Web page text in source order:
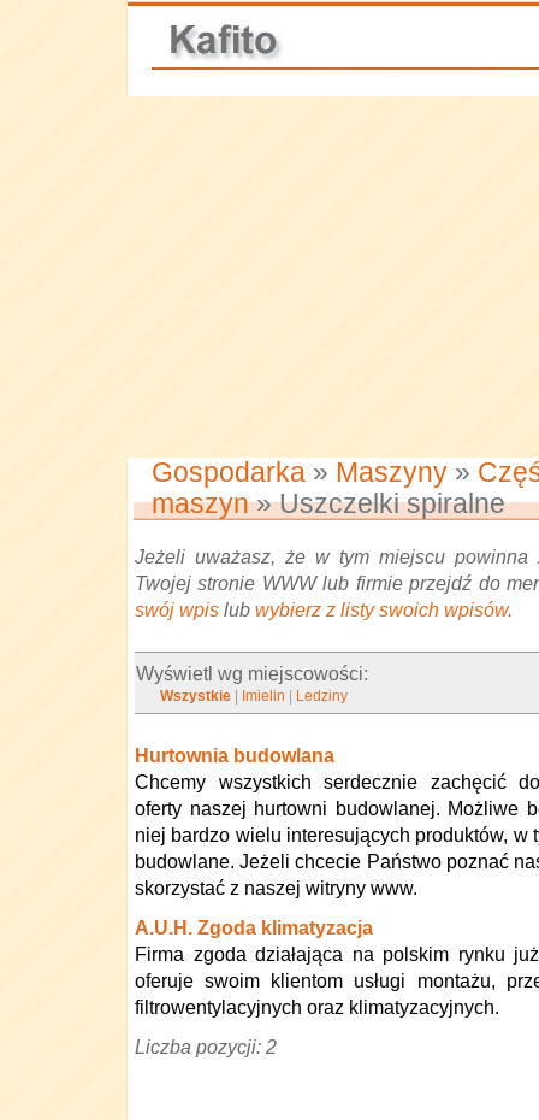
Gospodarka » Maszyny »
maszyn» Uszczelki spiralne
Jeżeli uważasz, że w tym miejscu powinna
Twojej stronie WWW lub firmie przejdź do
swój wpis lub wybierz z listy swoich wpisów.
Wyświetl wg miejscowości:
Wszystkie Imielin Ledziny
Hurtownia budowlana
Chcemy wszystkich serdecznie zachęcić
oferty naszej hurtowni budowlanej. Możliwe
niej bardzo wielu interesujących produktów, w
budowlane. Jeżeli chcecie Państwo poznać
skorzystać z naszej witryny www.
A.U.H. Zgoda klimatyzacja
Firma zgoda działająca na polskim rynku
oferuje swoim klientom usługi montażu,
filtrowentylacyjnych oraz klimatyzacyjnych.
Liczba pozycji: 2